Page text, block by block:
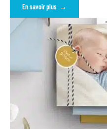
En savoir plus